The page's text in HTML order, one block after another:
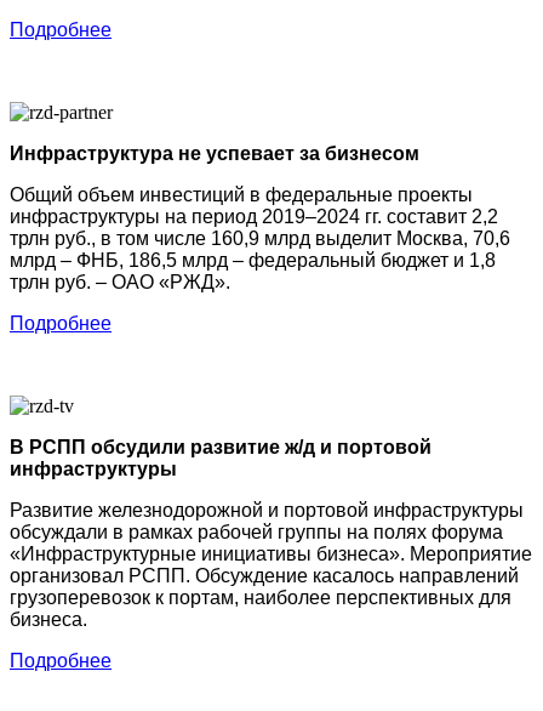
Подробнее
Инфраструктура не успевает за бизнесом
Общий объем инвестиций в федеральные проекты
инфраструктуры на период 2019–2024 гг. составит 2,2
трлн руб., в том числе 160,9 млрд выделит Москва, 70,6
млрд – ФНБ, 186,5 млрд – федеральный бюджет и 1,8
трлн руб. – ОАО «РЖД».
Подробнее
В РСПП обсудили развитие ж/д и портовой
инфраструктуры
Развитие железнодорожной и портовой инфраструктуры
обсуждали в рамках рабочей группы на полях форума
«Инфраструктурные инициативы бизнеса». Мероприятие
организовал РСПП. Обсуждение касалось направлений
грузоперевозок к портам, наиболее перспективных для
бизнеса.
Подробнее